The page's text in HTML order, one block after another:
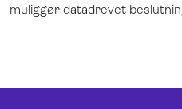
muliggør datadrevet